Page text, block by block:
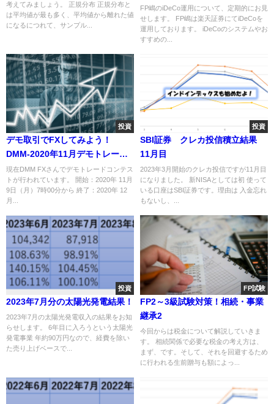
考えてみましょう。 正規分布 正規分布と
は平均値が最も多く、平均値から離れた値
になるにつれて、サンプル...
FP嶋のiDeCo運用について、定期的にお見
せします。 FP嶋は楽天証券にてiDeCoを
運用しております。 iDeCoのシステムやお
すすめの...
投資
デモ取引でFXしてみよう！
DMM-2020年11月デモトレード
大会
現在DMM FXさんでデモトレードコンテス
トが行われています。 開始：2020年 11月
9日（月）7時00分から 終了：2020年 12
月...
投資
SBI証券 クレカ投信積立結果
11月目
2023年3月開始のクレカ投信ですが11月目
になりました。 新NISAとしては初 使って
いる口座はSBI証券です。理由は 入金忘れ
もないし、...
投資
2023年7月分の太陽光発電結果！
2023年7月の太陽光発電収入の結果をお知
らせします。 6年目に入ろうという太陽光
発電事業 年約90万円なので、経費を除い
た売り上げベースで...
FP試験
FP2～3級試験対策！相続・事業
継承2
今回からは税金について解説していきま
す。 相続関係で必要な税金の考え方は、
まず、です。そして、それを回避するため
に行われる生前贈与も額によっ...